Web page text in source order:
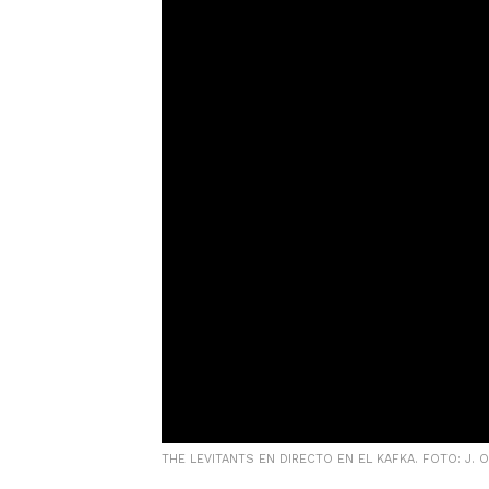
THE LEVITANTS EN DIRECTO EN EL KAFKA. FOTO: J.